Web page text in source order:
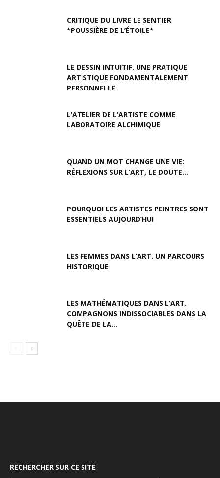
CRITIQUE DU LIVRE LE SENTIER
*POUSSIÈRE DE L’ÉTOILE*
LE DESSIN INTUITIF. UNE PRATIQUE
ARTISTIQUE FONDAMENTALEMENT
PERSONNELLE
L’ATELIER DE L’ARTISTE COMME
LABORATOIRE ALCHIMIQUE
QUAND UN MOT CHANGE UNE VIE:
RÉFLEXIONS SUR L’ART, LE DOUTE...
POURQUOI LES ARTISTES PEINTRES SONT
ESSENTIELS AUJOURD’HUI
LES FEMMES DANS L’ART. UN PARCOURS
HISTORIQUE
LES MATHÉMATIQUES DANS L’ART.
COMPAGNONS INDISSOCIABLES DANS LA
QUÊTE DE LA...
RECHERCHER SUR CE SITE